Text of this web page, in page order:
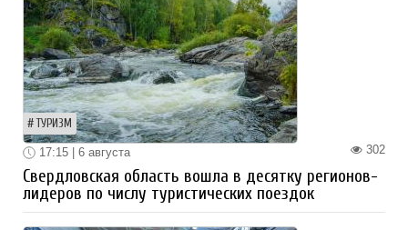
ТУРИЗМ
302
17:15 | 6 августа
Свердловская область вошла в десятку регионов-
лидеров по числу туристических поездок